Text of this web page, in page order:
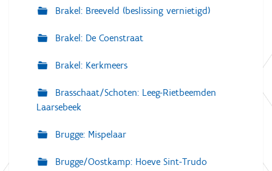
Brakel: Breeveld (beslissing vernietigd)
Brakel: De Coenstraat
Brakel: Kerkmeers
Brasschaat/Schoten: Leeg-Rietbeemden
Laarsebeek
Brugge: Mispelaar
Brugge/Oostkamp: Hoeve Sint-Trudo